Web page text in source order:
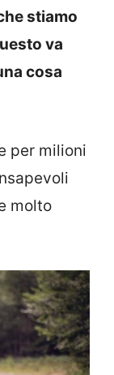
stiamo
va
cosa
per milioni
molto